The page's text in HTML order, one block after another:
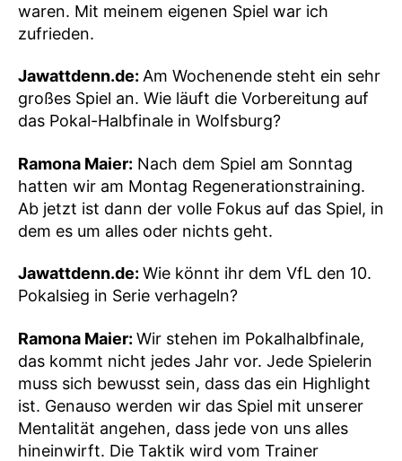
waren. Mit meinem eigenen Spiel war ich
zufrieden.
Jawattdenn.de: Am Wochenende steht ein sehr
großes Spiel an. Wie läuft die Vorbereitung auf
das Pokal-Halbfinale in Wolfsburg?
Ramona Maier: Nach dem Spiel am Sonntag
hatten wir am Montag Regenerationstraining.
Ab jetzt ist dann der volle Fokus auf das Spiel, in
dem es um alles oder nichts geht.
Jawattdenn.de: Wie könnt ihr dem VfL den 10.
Pokalsieg in Serie verhageln?
Ramona Maier: Wir stehen im Pokalhalbfinale,
das kommt nicht jedes Jahr vor. Jede Spielerin
muss sich bewusst sein, dass das ein Highlight
ist. Genauso werden wir das Spiel mit unserer
Mentalität angehen, dass jede von uns alles
hineinwirft. Die Taktik wird vom Trainer